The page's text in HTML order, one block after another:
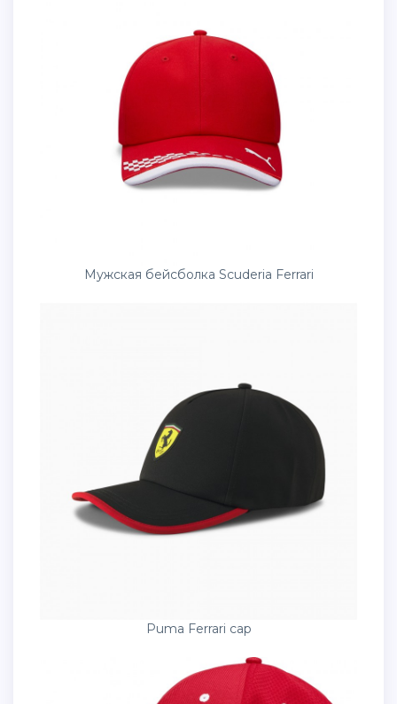
Мужская бейсболка Scuderia Ferrari
Puma Ferrari cap